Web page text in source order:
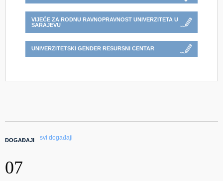
VIJEĆE ZA RODNU RAVNOPRAVNOST UNIVERZITETA U
SARAJEVU
UNIVERZITETSKI GENDER RESURSNI CENTAR
DOGAĐAJI svi događaji
07